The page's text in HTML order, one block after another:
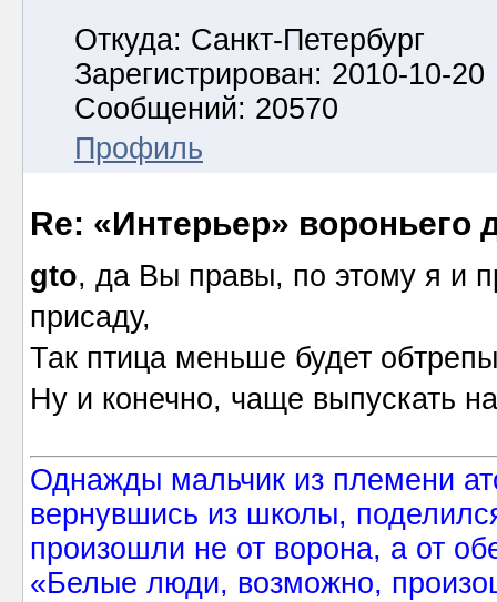
Откуда: Санкт-Петербург
Зарегистрирован: 2010-10-20
Сообщений: 20570
Профиль
Re: «Интерьер» вороньего
gto, да Вы правы, по этому я и
присаду,
Так птица меньше будет
Ну и конечно, чаще выпускать
Однажды мальчик из племени
вернувшись из школы,
произошли не от ворона, а от
«Белые люди, возможно,